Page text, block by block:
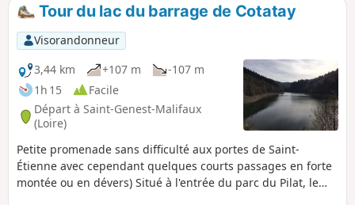
Tour du lac du barrage de Cotatay
Visorandonneur
3,44 km
+107 m
-107 m
1h 15
Facile
Départ à Saint-Genest-Malifaux
(Loire)
Petite promenade sans difficulté aux portes de Saint-
Étienne avec cependant quelques courts passages en forte
montée ou en dévers) Situé à l'entrée du parc du Pilat, le